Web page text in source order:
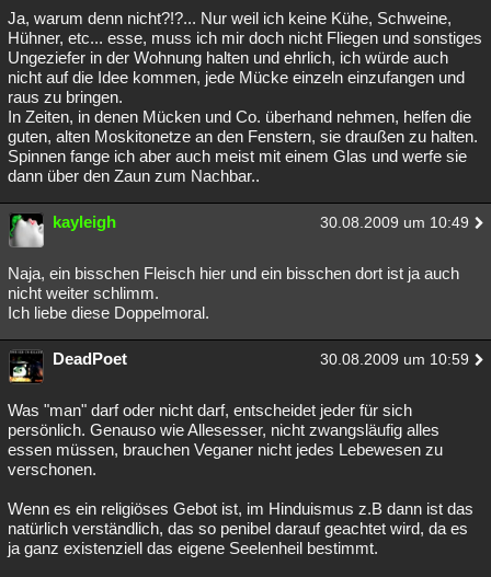
Ja, warum denn nicht?!?... Nur weil ich keine Kühe, Schweine,
Hühner, etc... esse, muss ich mir doch nicht Fliegen und sonstiges
Ungeziefer in der Wohnung halten und ehrlich, ich würde auch
nicht auf die Idee kommen, jede Mücke einzeln einzufangen und
raus zu bringen.
In Zeiten, in denen Mücken und Co. überhand nehmen, helfen die
guten, alten Moskitonetze an den Fenstern, sie draußen zu halten.
Spinnen fange ich aber auch meist mit einem Glas und werfe sie
dann über den Zaun zum Nachbar..
kayleigh 30.08.2009 um 10:49
Naja, ein bisschen Fleisch hier und ein bisschen dort ist ja auch
nicht weiter schlimm.
Ich liebe diese Doppelmoral.
DeadPoet 30.08.2009 um 10:59
Was "man" darf oder nicht darf, entscheidet jeder für sich
persönlich. Genauso wie Allesesser, nicht zwangsläufig alles
essen müssen, brauchen Veganer nicht jedes Lebewesen zu
verschonen.
Wenn es ein religiöses Gebot ist, im Hinduismus z.B dann ist das
natürlich verständlich, das so penibel darauf geachtet wird, da es
ja ganz existenziell das eigene Seelenheil bestimmt.